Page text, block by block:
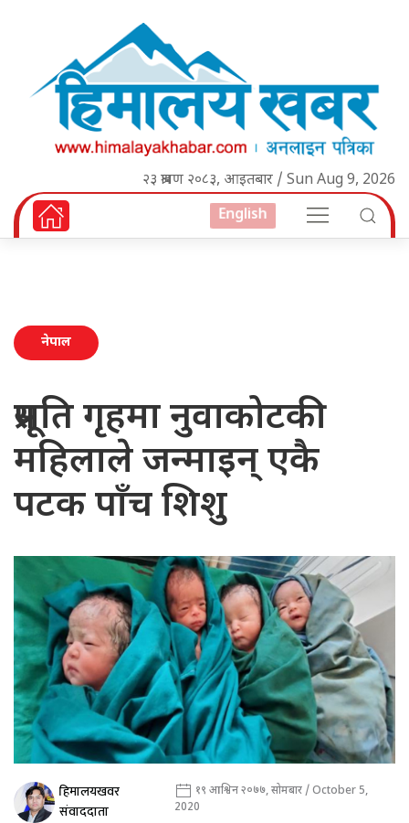
२३ श्रावण २०८३, आइतबार / Sun Aug 9, 2026
English
नेपाल
प्रसूति गृहमा नुवाकोटकी
महिलाले जन्माइन् एकै
पटक पाँच शिशु
हिमालयखवर
संवाददाता
१९ आश्विन २०७७, सोमबार / October 5,
2020